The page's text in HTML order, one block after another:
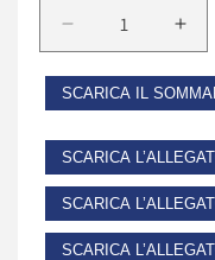
Diminuisci
quantità
per
STUDI
GIURIDICI
ON
LINE
2025/2
per
ON
SCARICA IL
SCARICA
SCARICA
SCARICA